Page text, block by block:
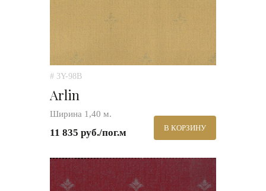
# 3Y-98B
Arlin
Ширина 1,40 м.
11 835 руб./пог.м В КОРЗИНУ